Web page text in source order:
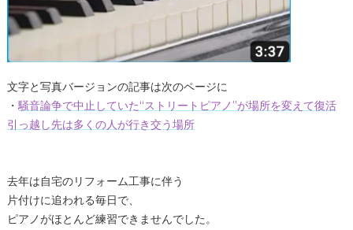
文字と写真バージョンの記事は次のページに
・騒音論争で中止していた“ストリートピアノ”が場所を変えて復活
引っ越し先は多くの人が行き交う場所
去年は自宅のリフォーム工事に伴う
片付けに追われる毎日で、
ピアノがほとんど練習できませんでした。